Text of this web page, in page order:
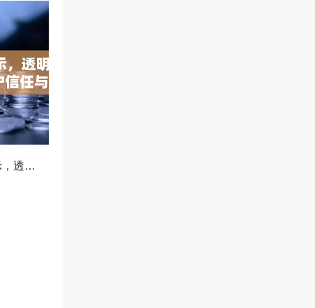
OKX减仓比例公示，透明化运营如何重塑用户信任与市场格局